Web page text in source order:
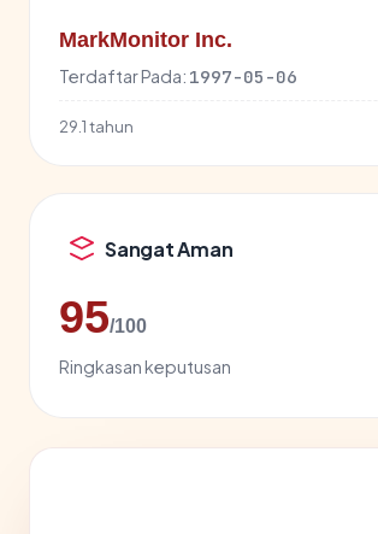
MarkMonitor Inc.
Terdaftar Pada: 1997-05-06
29.1 tahun
Sangat Aman
95/100
Ringkasan keputusan